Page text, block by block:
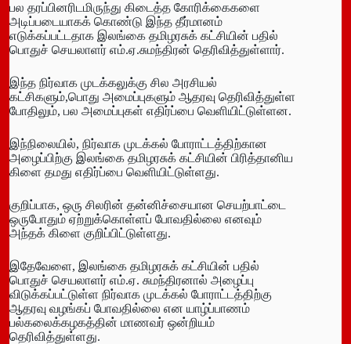
பல தரப்பினரிடமிருந்து கிடைத்த கோரிக்கைகளை
அடிப்படையாகக் கொண்டு இந்த தீர்மானம்
எடுக்கப்பட்டதாக இலங்கை தமிழரசுக் கட்சியின் பதில்
பொதுச் செயலாளர் எம்.ஏ.சுமந்திரன் தெரிவித்துள்ளார்.
இந்த நிர்வாக முடக்கலுக்கு சில அரசியல்
கட்சிகளும்,பொது அமைப்புகளும் ஆதரவு தெரிவித்துள்ள
போதிலும், பல அமைப்புகள் எதிர்ப்பை வெளியிட்டுள்ளன.
இந்நிலையில், நிர்வாக முடக்கல் போராட்டத்திற்கான
அழைப்பிற்கு இலங்கை தமிழரசுக் கட்சியின் பிரித்தானிய
கிளை தமது எதிர்ப்பை வெளியிட்டுள்ளது.
குறிப்பாக, ஒரு சிலரின் தன்னிச்சையான செயற்பாட்டை
ஒருபோதும் ஏற்றுக்கொள்ளப் போவதில்லை எனவும்
அந்தக் கிளை குறிப்பிட்டுள்ளது.
இதேவேளை, இலங்கை தமிழரசுக் கட்சியின் பதில்
பொதுச் செயலாளர் எம்.ஏ. சுமந்திரனால் அழைப்பு
விடுக்கப்பட்டுள்ள நிர்வாக முடக்கல் போராட்டத்திற்கு
ஆதரவு வழங்கப் போவதில்லை என யாழ்ப்பாணம்
பல்கலைக்கழகத்தின் மாணவர் ஒன்றியம்
தெரிவித்துள்ளது.